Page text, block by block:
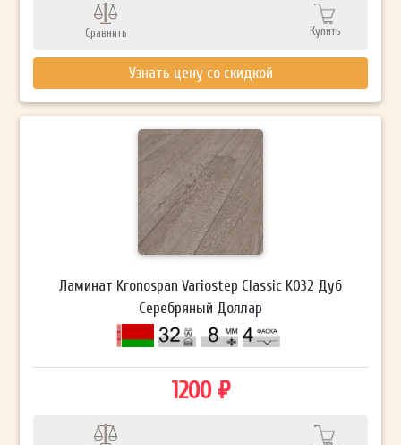
Сравнить Купить
Узнать цену со скидкой
Ламинат Kronospan Variostep Classic K032 Дуб
Cеребряный Доллар
1200 ₽